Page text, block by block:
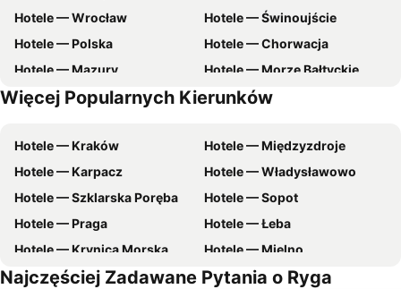
Hotele — Wrocław
Hotele — Świnoujście
Hotele — Polska
Hotele — Chorwacja
Hotele — Mazury
Hotele — Morze Bałtyckie
Hotele — Malta
Hotele — wybrzeże Chorwacji
Więcej Popularnych Kierunków
Hotele — Kraków
Hotele — Międzyzdroje
Hotele — Karpacz
Hotele — Władysławowo
Hotele — Szklarska Poręba
Hotele — Sopot
Hotele — Praga
Hotele — Łeba
Hotele — Krynica Morska
Hotele — Mielno
Hotele — Poznań
Hotele — Gdynia
Najczęściej Zadawane Pytania o Ryga